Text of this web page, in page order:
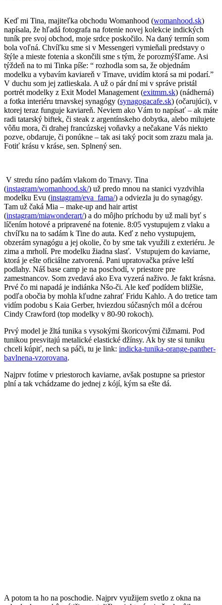
Keď mi Tina, majiteľka obchodu Womanhood (womanhood.sk)
napísala, že hľadá fotografa na fotenie novej kolekcie indických
tuník pre svoj obchod, moje srdce poskočilo. Na daný termín som
bola voľná. Chvíľku sme si v Messengeri vymieňali predstavy o
štýle a mieste fotenia a skončili sme s tým, že porozmýšľame. Asi
týždeň na to mi Tinka píše: “ rozhodla som sa, že objednám
modelku a vybavím kaviareň v Trnave, uvidím ktorá sa mi podarí.”
V duchu som jej zatlieskala. A už o pár dní mi v správe pristál
portrét modelky z Exit Model Management (exitmm.sk) (nádherná)
a fotka interiéru trnavskej synagógy (synagogacafe.sk) (očarujúci), v
ktorej teraz funguje kaviareň. Neviem ako Vám to napísať – ak máte
radi tatarský biftek, či steak z argentínskeho dobytka, alebo milujete
vôňu mora, či drahej francúzskej voňavky a nečakane Vás niekto
pozve, obdaruje, či ponúkne – tak asi taký pocit som zrazu mala ja.
Fotiť krásu v kráse, sen. Splnený sen.
V stredu ráno padám vlakom do Trnavy. Tina
(instagram/womanhood.sk/) už predo mnou na stanici vyzdvihla
modelku Evu (instagram/eva_fama/) a odviezla ju do synagógy.
Tam už čaká Mia – make-up and hair artist
(instagram/miawonderart/) a do môjho príchodu by už mali byť s
líčením hotové a pripravené na fotenie. 8:05 vystupujem z vlaku a
chvíľku na to sadám k Tine do auta. Keď z neho vystupujem,
obzerám synagógu a jej okolie, čo by sme tak využili z exteriéru. Je
zima a mrholí. Pre modelku žiadna slasť. Vstupujem do kaviarne,
ktorá je ešte oficiálne zatvorená. Pani upratovačka práve leští
podlahy. Náš base camp je na poschodí, v priestore pre
zamestnancov. Som zvedavá ako Eva vyzerá naživo. Je fakt krásna.
Prvé čo mi napadá je indiánka Nšo-či. Ale keď podídem bližšie,
podľa obočia by mohla kľudne zahrať Fridu Kahlo. A do tretice tam
vidím podobu s Kaia Gerber, hviezdou súčasných mól a dcérou
Cindy Crawford (top modelky v 80-90 rokoch).
Prvý model je žltá tunika s vysokými škoricovými čižmami. Pod
tunikou presvitajú metalické elastické džínsy. Ak by ste si tuniku
chceli kúpiť, nech sa páči, tu je link: indicka-tunika-orange-panther-
bavlnena-vzorovana.
Najprv fotíme v priestoroch kaviarne, avšak postupne sa priestor
plní a tak vchádzame do jednej z kójí, kým sa ešte dá.
A potom ta ho na poschodie. Najprv využijem svetlo z okna na